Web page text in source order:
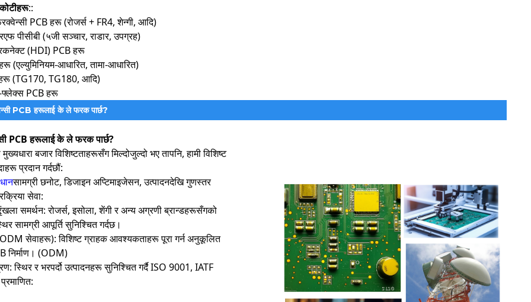
::
PCB हरू (रोजर्स + FR4, शेन्गी, आदि)
पीसीबी (५जी सञ्चार, राडार, उपग्रह)
(HDI) PCB हरू
(एल्युमिनियम-आधारित, तामा-आधारित)
(TG170, TG180, आदि)
फ्लेक्स PCB हरू
PCB हरूलाई के ले फरक पार्छ?
PCB हरूलाई के ले फरक पार्छ?
मुख्यधारा बजार विशिष्टताहरूसँग मिल्दोजुल्दो भए तापनि, हामी विशिष्ट
प्रदान गर्दछौं:
सामग्री छनोट, डिजाइन अप्टिमाइजेसन, उत्पादनदेखि गुणस्तर
सेवा:
समर्थन: रोजर्स, इसोला, शेंगी र अन्य अग्रणी ब्रान्डहरूसँगको
सामग्री आपूर्ति सुनिश्चित गर्दछ।
सेवाहरू): विशिष्ट ग्राहक आवश्यकताहरू पूरा गर्न अनुकूलित
निर्माण। (ODM)
स्थिर र भरपर्दो उत्पादनहरू सुनिश्चित गर्दै ISO 9001, IATF